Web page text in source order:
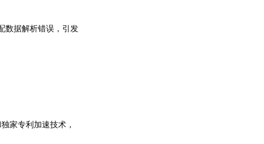
数据解析错误，引发
家专利加速技术，